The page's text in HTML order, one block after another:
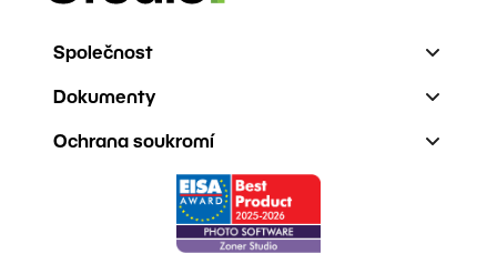
Společnost
Dokumenty
Ochrana soukromí